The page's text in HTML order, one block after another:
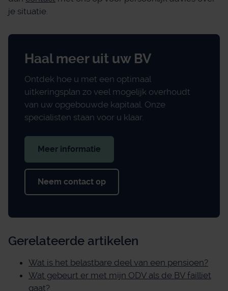
je situatie.
Haal meer uit uw BV
Ontdek hoe u met een optimaal
uitkeringsplan zo veel mogelijk overhoudt
van uw opgebouwde kapitaal. Onze
specialisten staan voor u klaar.
Meer informatie
Neem contact op
Gerelateerde artikelen
Wat is het belastbare deel van een pensioen?
Wat gebeurt er met mijn ODV als de BV failliet
gaat?